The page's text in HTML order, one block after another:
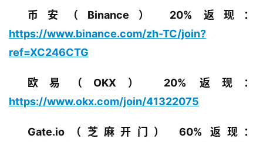
币安（Binance） 20% 返现：
https://www.binance.com/zh-TC/join?
ref=XC246CTG
欧易（OKX） 20% 返现：
https://www.okx.com/join/41322075
Gate.io（芝麻开门） 60% 返现：